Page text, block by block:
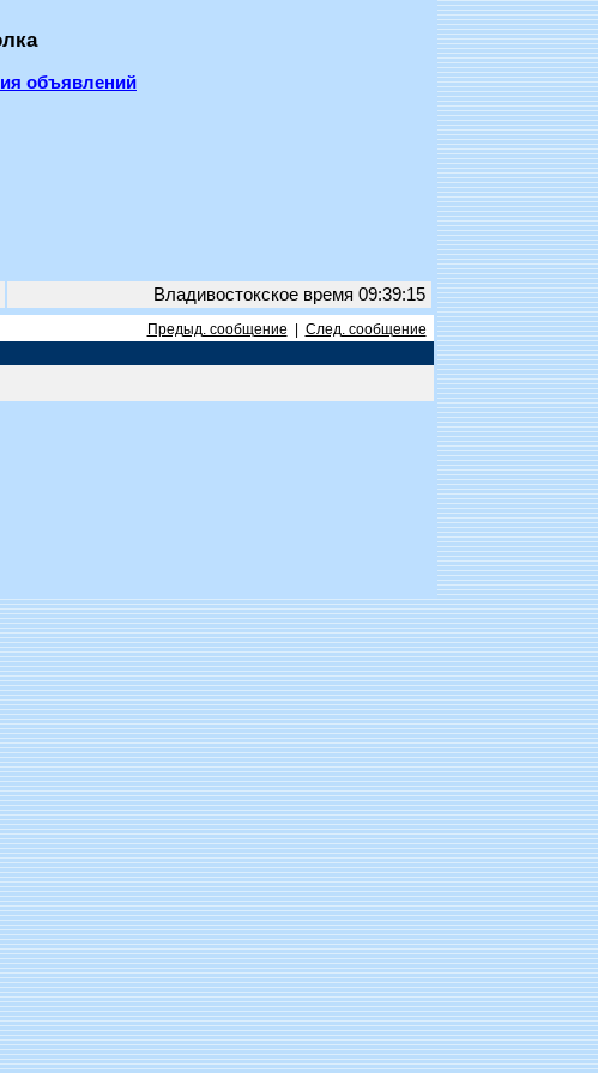
объявлений
Владивостокское время 09:39:15
Предыд. сообщение След. сообщение